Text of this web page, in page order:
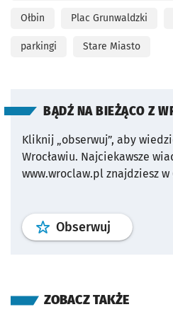
Ołbin Plac Grunwaldzki
parkingi Stare Miasto
BĄDŹ NA BIEŻĄCO Z
Kliknij „obserwuj”, aby
Wrocławiu. Najciekawsze
www.wroclaw.pl znajdziesz w
Obserwuj profil
ZOBACZ TAKŻE